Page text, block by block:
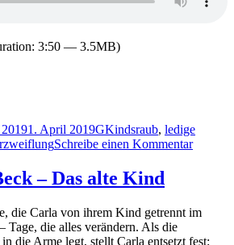
3:50 — 3.5MB)
1. April 2019GKindsraub, ledige
Schreibe einen Kommentarzu
Das
– Das alte Kind
die Carla von ihrem Kind getrennt im
Tage, die alles verändern. Als die
die Arme legt, stellt Carla entsetzt fest: